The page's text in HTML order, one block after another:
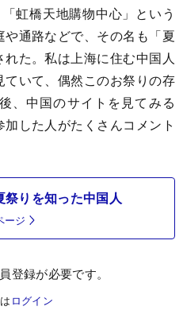
虹橋天地購物中心」という
通路などで、その名も「夏
た。私は上海に住む中国人
いて、偶然このお祭りの存
、中国のサイトを見てみる
した人がたくさんコメント
祭りを知った中国人
ージ
登録が必要です。
ログイン